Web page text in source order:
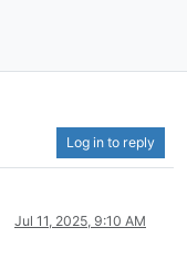
Log in to reply
Jul 11, 2025, 9:10 AM